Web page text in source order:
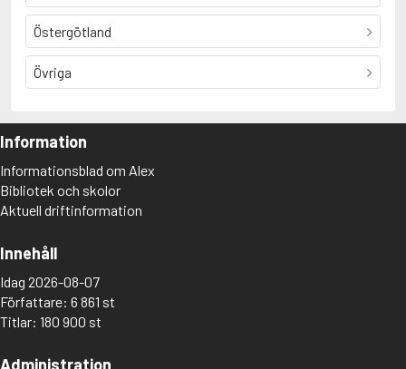
Östergötland
Övriga
Information
Informationsblad om Alex
Bibliotek och skolor
Aktuell driftinformation
Innehåll
Idag 2026-08-07
Författare: 6 861 st
Titlar: 180 900 st
Administration